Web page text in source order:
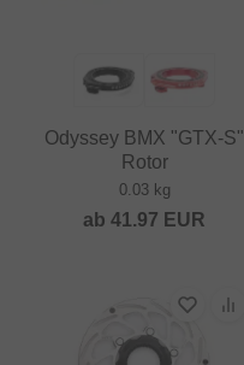
Odyssey BMX "GTX-S"
Rotor
0.03 kg
ab 41.97 EUR